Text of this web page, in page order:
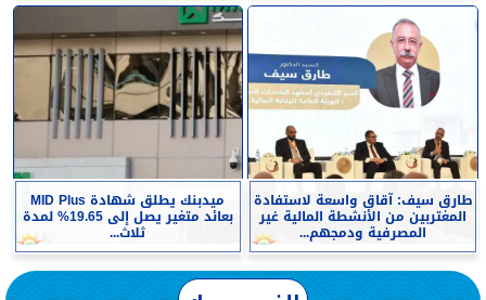
طارق سيف: آقاق واسعة لاستفادة
المغتربين من الأنشطة المالية غير
المصرفية ودمجهم...
ميدبنك يطلق شهادة MID Plus
بعائد متغير يصل إلى 19.65% لمدة
ثلاث...